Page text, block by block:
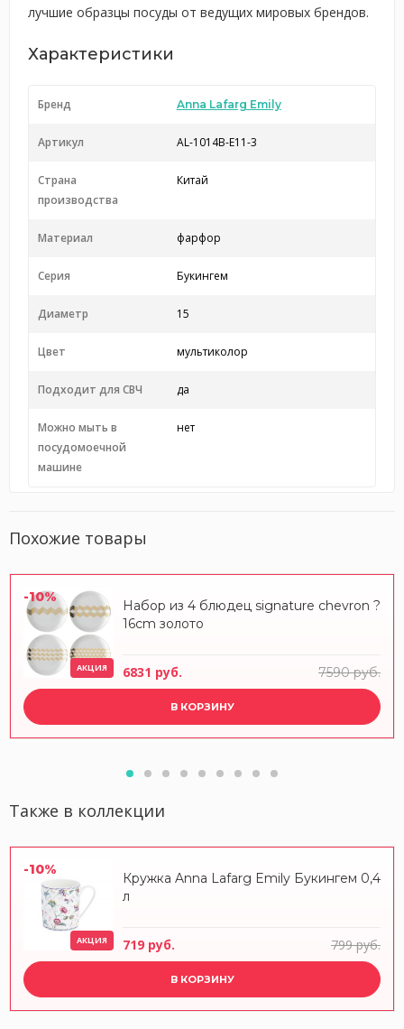
лучшие образцы посуды от ведущих мировых брендов.
Характеристики
Бренд Anna Lafarg Emily
Артикул AL-1014B-E11-3
Страна
производства
Китай
Материал фарфор
Серия Букингем
Диаметр 15
Цвет мультиколор
Подходит для СВЧ да
Можно мыть в
посудомоечной
машине
нет
Похожие товары
-10%
АКЦИЯ
Набор из 4 блюдец signature chevron ?
16cm золото
6831 руб. 7590 руб.
В КОРЗИНУ
Также в коллекции
-10%
АКЦИЯ
Кружка Anna Lafarg Emily Букингем 0,4
л
719 руб. 799 руб.
В КОРЗИНУ